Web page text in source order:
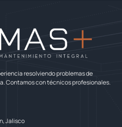
resolviendo problemas de
Contamos con técnicos profesionales.
Jalisco